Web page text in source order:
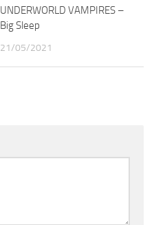
UNDERWORLD VAMPIRES –
Big Sleep
21/05/2021